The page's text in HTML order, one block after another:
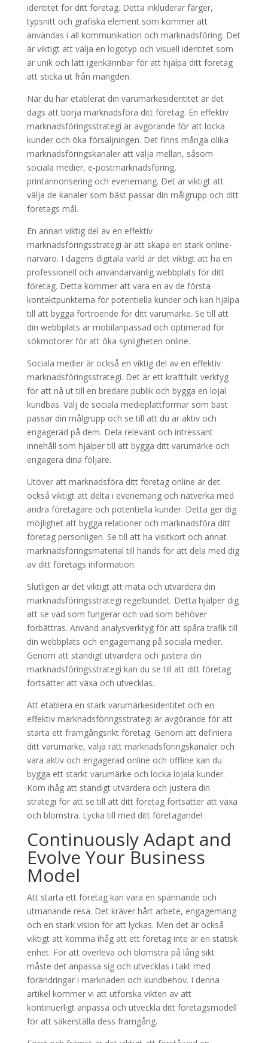
identitet för ditt företag. Detta inkluderar färger,
typsnitt och grafiska element som kommer att
användas i all kommunikation och marknadsföring. Det
är viktigt att välja en logotyp och visuell identitet som
är unik och lätt igenkännbar för att hjälpa ditt företag
att sticka ut från mängden.
När du har etablerat din varumärkesidentitet är det
dags att börja marknadsföra ditt företag. En effektiv
marknadsföringsstrategi är avgörande för att locka
kunder och öka försäljningen. Det finns många olika
marknadsföringskanaler att välja mellan, såsom
sociala medier, e-postmarknadsföring,
printannonsering och evenemang. Det är viktigt att
välja de kanaler som bäst passar din målgrupp och ditt
företags mål.
En annan viktig del av en effektiv
marknadsföringsstrategi är att skapa en stark online-
närvaro. I dagens digitala värld är det viktigt att ha en
professionell och användarvänlig webbplats för ditt
företag. Detta kommer att vara en av de första
kontaktpunkterna för potentiella kunder och kan hjälpa
till att bygga förtroende för ditt varumärke. Se till att
din webbplats är mobilanpassad och optimerad för
sökmotorer för att öka synligheten online.
Sociala medier är också en viktig del av en effektiv
marknadsföringsstrategi. Det är ett kraftfullt verktyg
för att nå ut till en bredare publik och bygga en lojal
kundbas. Välj de sociala medieplattformar som bäst
passar din målgrupp och se till att du är aktiv och
engagerad på dem. Dela relevant och intressant
innehåll som hjälper till att bygga ditt varumärke och
engagera dina följare.
Utöver att marknadsföra ditt företag online är det
också viktigt att delta i evenemang och nätverka med
andra företagare och potentiella kunder. Detta ger dig
möjlighet att bygga relationer och marknadsföra ditt
företag personligen. Se till att ha visitkort och annat
marknadsföringsmaterial till hands för att dela med dig
av ditt företags information.
Slutligen är det viktigt att mäta och utvärdera din
marknadsföringsstrategi regelbundet. Detta hjälper dig
att se vad som fungerar och vad som behöver
förbättras. Använd analysverktyg för att spåra trafik till
din webbplats och engagemang på sociala medier.
Genom att ständigt utvärdera och justera din
marknadsföringsstrategi kan du se till att ditt företag
fortsätter att växa och utvecklas.
Att etablera en stark varumärkesidentitet och en
effektiv marknadsföringsstrategi är avgörande för att
starta ett framgångsrikt företag. Genom att definiera
ditt varumärke, välja rätt marknadsföringskanaler och
vara aktiv och engagerad online och offline kan du
bygga ett starkt varumärke och locka lojala kunder.
Kom ihåg att ständigt utvärdera och justera din
strategi för att se till att ditt företag fortsätter att växa
och blomstra. Lycka till med ditt företagande!
Continuously Adapt and
Evolve Your Business
Model
Att starta ett företag kan vara en spännande och
utmanande resa. Det kräver hårt arbete, engagemang
och en stark vision för att lyckas. Men det är också
viktigt att komma ihåg att ett företag inte är en statisk
enhet. För att överleva och blomstra på lång sikt
måste det anpassa sig och utvecklas i takt med
förändringar i marknaden och kundbehov. I denna
artikel kommer vi att utforska vikten av att
kontinuerligt anpassa och utveckla ditt företagsmodell
för att säkerställa dess framgång.